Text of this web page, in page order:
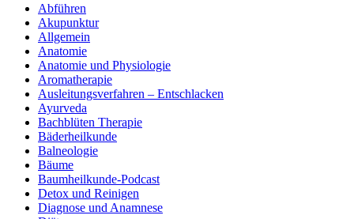
Abführen
Akupunktur
Allgemein
Anatomie
Anatomie und Physiologie
Aromatherapie
Ausleitungsverfahren – Entschlacken
Ayurveda
Bachblüten Therapie
Bäderheilkunde
Balneologie
Bäume
Baumheilkunde-Podcast
Detox und Reinigen
Diagnose und Anamnese